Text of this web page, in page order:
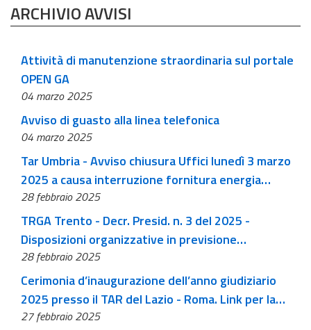
ARCHIVIO AVVISI
Attività di manutenzione straordinaria sul portale
OPEN GA
04 marzo 2025
Avviso di guasto alla linea telefonica
04 marzo 2025
Tar Umbria - Avviso chiusura Uffici lunedì 3 marzo
2025 a causa interruzione fornitura energia
elettrica
28 febbraio 2025
TRGA Trento - Decr. Presid. n. 3 del 2025 -
Disposizioni organizzative in previsione
dell'eventuale deposito di ricorsi elettorali in
occasione delle elezioni comunali del 04 maggio
2025
28 febbraio 2025
Cerimonia d’inaugurazione dell’anno giudiziario
2025 presso il TAR del Lazio - Roma. Link per la
diretta streaming dell’evento
27 febbraio 2025